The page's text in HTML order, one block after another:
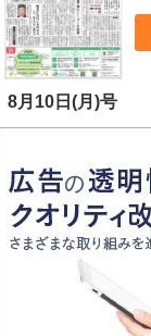
8月10日(月)号